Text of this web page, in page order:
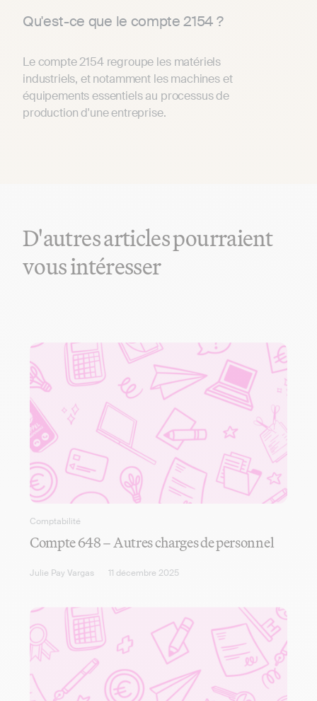
Qu'est-ce que le compte 2154 ?
Le compte 2154 regroupe les matériels
industriels, et notamment les machines et
équipements essentiels au processus de
production d'une entreprise.
D'autres articles pourraient
vous intéresser
Comptabilité
Compte 648 – Autres charges de personnel
Julie Pay Vargas 11 décembre 2025